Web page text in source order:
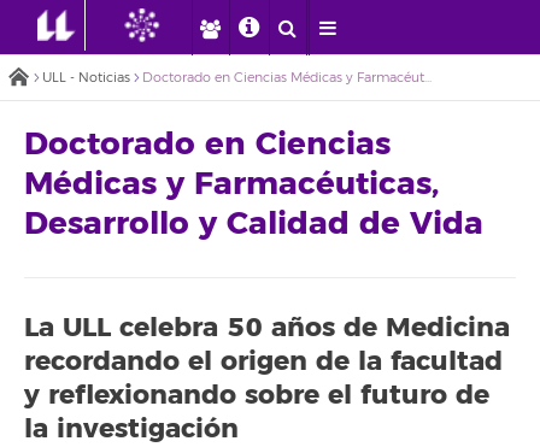
ULL - Noticias Doctorado en Ciencias Médicas y Farmacéuticas, Desarrollo y Calidad de Vida
Doctorado en Ciencias
Médicas y Farmacéuticas,
Desarrollo y Calidad de Vida
La ULL celebra 50 años de Medicina
recordando el origen de la facultad
y reflexionando sobre el futuro de
la investigación